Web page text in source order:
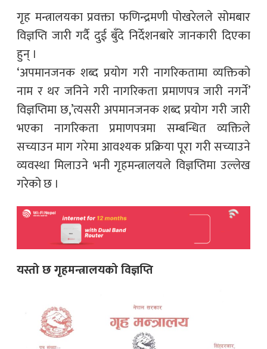
गृह मन्त्रालयका प्रवक्ता फणिन्द्रमणी पोखरेलले सोमबार
विज्ञप्ति जारी गर्दै दुई बुँदे निर्देशनबारे जानकारी दिएका
हुन् ।
‘अपमानजनक शब्द प्रयोग गरी नागरिकतामा व्यक्तिको
नाम र थर जनिने गरी नागरिकता प्रमाणपत्र जारी नगर्ने’
विज्ञप्तिमा छ,’त्यसरी अपमानजनक शब्द प्रयोग गरी जारी
भएका नागरिकता प्रमाणपत्रमा सम्बन्धित व्यक्तिले
सच्याउन माग गरेमा आवश्यक प्रक्रिया पूरा गरी सच्याउने
व्यवस्था मिलाउने भनी गृहमन्त्रालयले विज्ञप्तिमा उल्लेख
गरेको छ ।
यस्तो छ गृहमन्त्रालयको विज्ञप्ति